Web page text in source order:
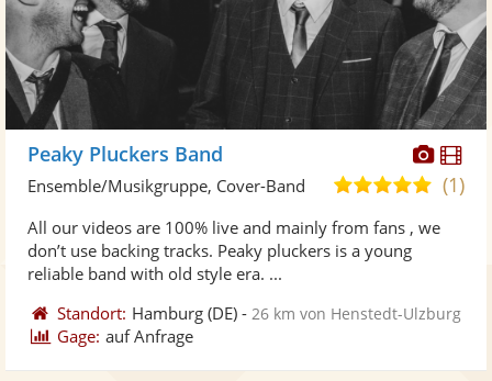
Fotos
Peaky Pluckers Band
5,0
5
(1)
Ensemble/Musikgruppe, Cover-Band
All our videos are 100% live and mainly from fans , we
don’t use backing tracks. Peaky pluckers is a young
reliable band with old style era. ...
Standort: Hamburg (DE) - 26 km von Henstedt-Ulzburg
Gage: auf Anfrage